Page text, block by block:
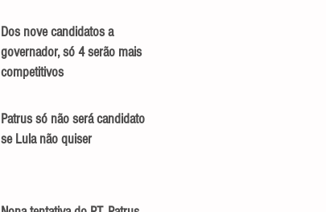
Dos nove candidatos a
governador, só 4 serão mais
competitivos
Patrus só não será candidato
se Lula não quiser